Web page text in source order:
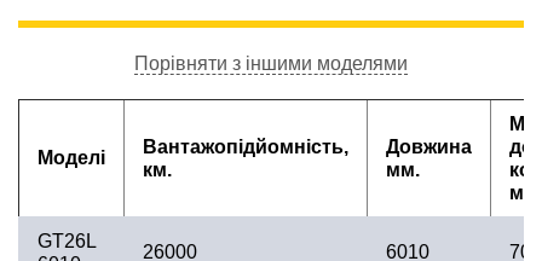
Порівняти з іншими моделями
Моделі
Вантажопідйомність,
км.
Довжина
мм.
мм.
GT26L
26000 6010